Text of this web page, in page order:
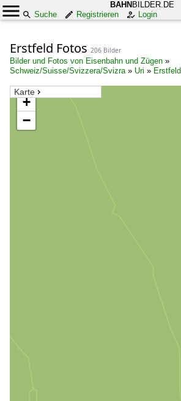
BAHN BILDER.DE
Suche
Registrieren Login
Erstfeld Fotos 206 Bilder
Bilder und Fotos von Eisenbahn und Zügen »
Schweiz/Suisse/Svizzera/Svizra» Uri » Erstfeld
Karte
+
−